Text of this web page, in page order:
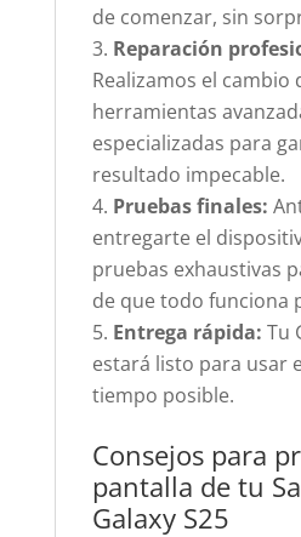
de comenzar, sin
Reparación
Realizamos el cambio
herramientas
especializadas para
resultado impecable.
Pruebas finales:
entregarte el
pruebas exhaustivas
de que todo funciona
Entrega rápida: Tu
estará listo para usar
tiempo posible.
Consejos para
pantalla de tu
Galaxy S25